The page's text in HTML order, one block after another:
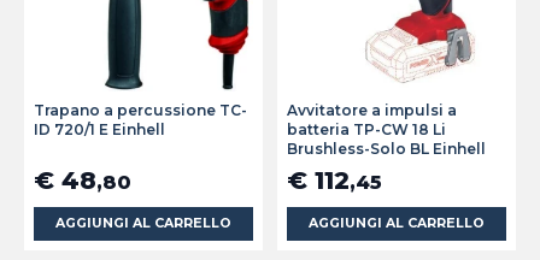
Trapano a percussione TC-
ID 720/1 E Einhell
€ 48,80
AGGIUNGI AL CARRELLO
Avvitatore a impulsi a
batteria TP-CW 18 Li
Brushless-Solo BL Einhell
€ 112,45
AGGIUNGI AL CARRELLO